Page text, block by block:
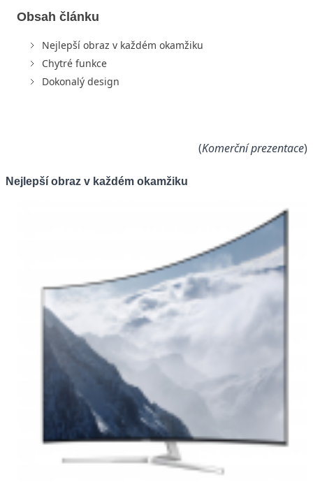
Obsah článku
Nejlepší obraz v každém okamžiku
Chytré funkce
Dokonalý design
(Komerční prezentace)
Nejlepší obraz v každém okamžiku